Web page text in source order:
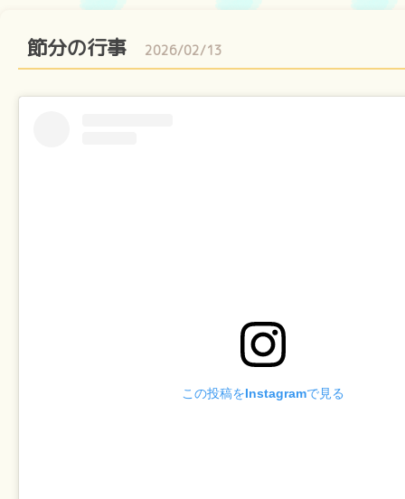
節分の行事 2026/02/13
この投稿をInstagramで見る